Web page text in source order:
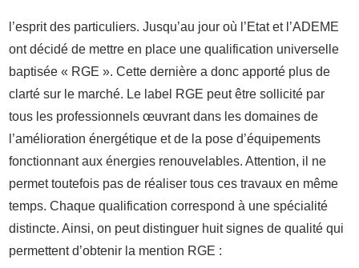
l’esprit des particuliers. Jusqu’au jour où l’Etat et l’ADEME
ont décidé de mettre en place une qualification universelle
baptisée « RGE ». Cette dernière a donc apporté plus de
clarté sur le marché. Le label RGE peut être sollicité par
tous les professionnels œuvrant dans les domaines de
l’amélioration énergétique et de la pose d’équipements
fonctionnant aux énergies renouvelables. Attention, il ne
permet toutefois pas de réaliser tous ces travaux en même
temps. Chaque qualification correspond à une spécialité
distincte. Ainsi, on peut distinguer huit signes de qualité qui
permettent d’obtenir la mention RGE :